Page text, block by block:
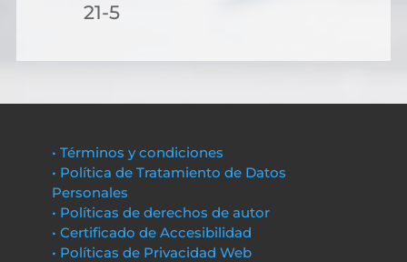
21-5
• Términos y condiciones
• Política de Tratamiento de Datos
Personales
• Políticas de derechos de autor
• Certificado de Accesibilidad
• Políticas de Privacidad Web